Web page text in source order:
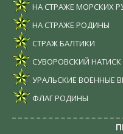
НА СТРАЖЕ МОРСКИХ
НА СТРАЖЕ РОДИНЫ
СТРАЖ БАЛТИКИ
СУВОРОВСКИЙ НАТИСК
УРАЛЬСКИЕ ВОЕННЫЕ
ФЛАГ РОДИНЫ